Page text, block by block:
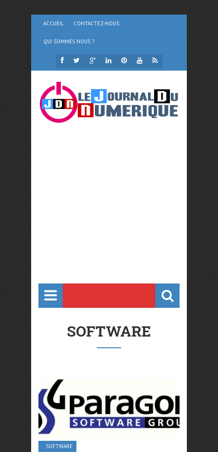
ACCUEIL CONTACTEZ-NOUS
QUI SOMMES NOUS ?
SOFTWARE
SOFTWARE